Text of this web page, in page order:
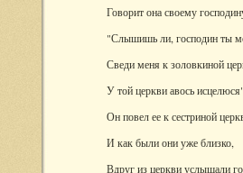
Говорит она своему
"Слышишь ли, господин ты
Сведи меня к золовкиной
У той церкви авось
Он повел ее к сестриной
И как были они уже близко,
Вдруг из церкви услышали